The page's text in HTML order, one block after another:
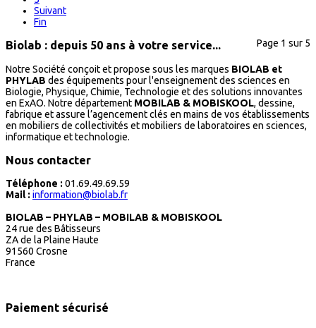
Suivant
Fin
Page 1 sur 5
Biolab : depuis 50 ans à votre service...
Notre Société conçoit et propose sous les marques BIOLAB et
PHYLAB des équipements pour l'enseignement des sciences en
Biologie, Physique, Chimie, Technologie et des solutions innovantes
en ExAO. Notre département MOBILAB & MOBISKOOL, dessine,
fabrique et assure l’agencement clés en mains de vos établissements
en mobiliers de collectivités et mobiliers de laboratoires en sciences,
informatique et technologie.
Nous contacter
Téléphone : 01.69.49.69.59
Mail : information@biolab.fr
BIOLAB – PHYLAB – MOBILAB & MOBISKOOL
24 rue des Bâtisseurs
ZA de la Plaine Haute
91560 Crosne
France
Paiement sécurisé